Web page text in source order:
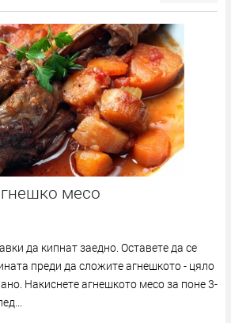
месо
да кипнат заедно. Оставете да се
преди да сложите агнешкото - цяло
Накиснете агнешкото месо за поне 3-